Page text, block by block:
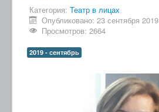
Категория: Театр в лицах
Опубликовано: 23 сентября 2019
Просмотров: 2664
2019 - сентябрь